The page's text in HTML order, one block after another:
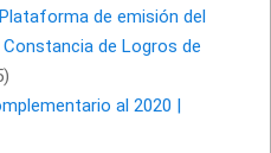
de emisión del
de Logros de
al 2020 |